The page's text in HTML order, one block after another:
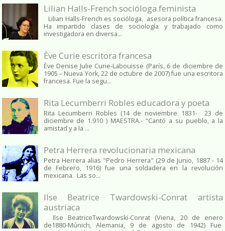
Lilian Halls-French socióloga feminista
Lilian Halls-French es socióloga, asesora política francesa.
Ha impartido clases de sociología y trabajado como
investigadora en diversa...
Ève Curie escritora francesa
Ève Denise Julie Curie-Labouisse (París, 6 de diciembre de
1905 – Nueva York, 22 de octubre de 2007) fue una escritora
francesa. Fue la segu...
Rita Lecumberri Robles educadora y poeta
Rita Lecumberri Robles (14 de noviembre 1831- 23 de
diciembre de 1.910 ) MAESTRA.- "Cantó a su pueblo, a la
amistad y a la ...
Petra Herrera revolucionaria mexicana
Petra Herrera alias "Pedro Herrera" (29 de Junio, 1887 - 14
de Febrero, 1916) fue una soldadera en la revolución
mexicana. Las so...
Ilse Beatrice Twardowski-Conrat artista
austriaca
Ilse BeatriceTwardowski-Conrat (Viena, 20 de enero
de1880-Múnich, Alemania, 9 de agosto de 1942) Fue